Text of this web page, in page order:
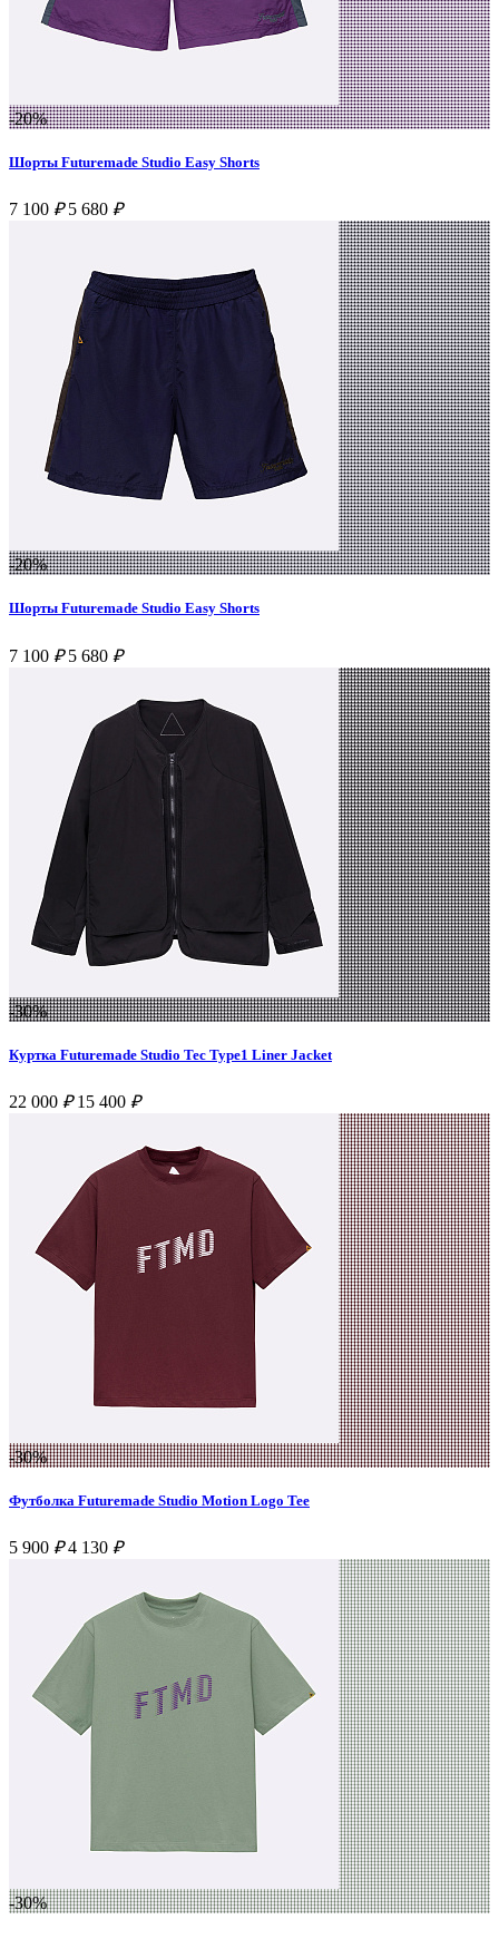
-20%
Шорты Futuremade Studio Easy Shorts
7 100 ₽ 5 680 ₽
-20%
Шорты Futuremade Studio Easy Shorts
7 100 ₽ 5 680 ₽
-30%
Куртка Futuremade Studio Tec Type1 Liner Jacket
22 000 ₽ 15 400 ₽
-30%
Футболка Futuremade Studio Motion Logo Tee
5 900 ₽ 4 130 ₽
-30%